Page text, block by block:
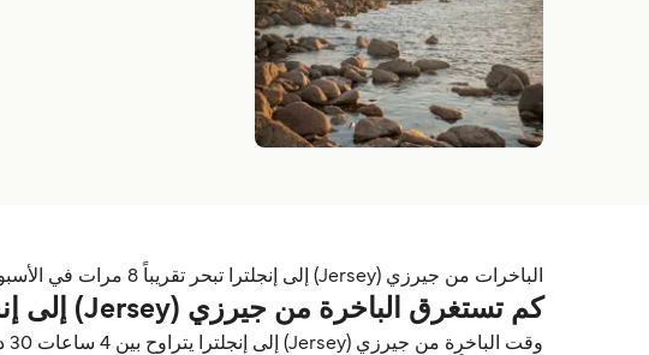
الباخرات من جيرزي (Jersey) إلى إنجلترا تبحر تقريباً 8 مرات في الأسبوع وتقدّمها DFDS Seaways.
كم تستغرق الباخرة من جيرزي (Jersey) إلى إنجلترا؟
وقت الباخرة من جيرزي (Jersey) إلى إنجلترا يتراوح بين 4 ساعات 30 دقائق و 11 ساعات 30 دقائق حسب خط الرحلة، المشغّل، والسفينة.